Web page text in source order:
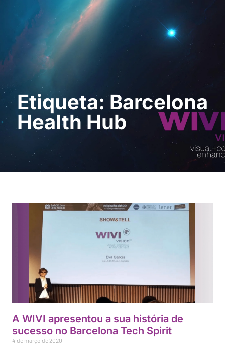
demonstração
Etiqueta: Barcelona
Health Hub
A WIVI apresentou a sua história de
sucesso no Barcelona Tech Spirit
4 de março de 2020